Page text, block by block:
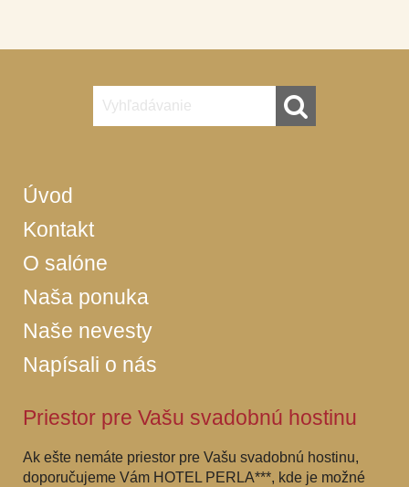
Úvod
Kontakt
O salóne
Naša ponuka
Naše nevesty
Napísali o nás
Priestor pre Vašu svadobnú hostinu
Ak ešte nemáte priestor pre Vašu svadobnú hostinu,
doporučujeme Vám HOTEL PERLA***, kde je možné